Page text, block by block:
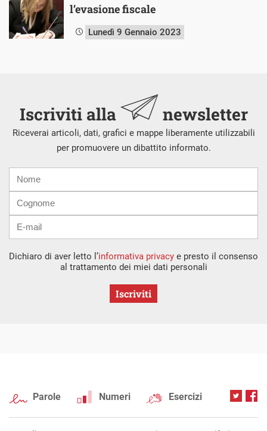
l’evasione fiscale
Lunedì 9 Gennaio 2023
Iscriviti alla newsletter
Riceverai articoli, dati, grafici e mappe liberamente utilizzabili
per promuovere un dibattito informato.
mail
Dichiaro di aver letto l’informativa privacy e presto il consenso
al trattamento dei miei dati personali
Iscriviti
Parole Numeri Esercizi